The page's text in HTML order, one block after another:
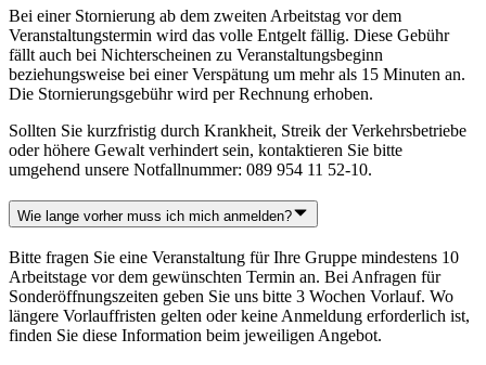
Bei einer Stornierung ab dem zweiten Arbeitstag vor dem
Veranstaltungstermin wird das volle Entgelt fällig. Diese Gebühr
fällt auch bei Nichterscheinen zu Veranstaltungsbeginn
beziehungsweise bei einer Verspätung um mehr als 15 Minuten an.
Die Stornierungsgebühr wird per Rechnung erhoben.
Sollten Sie kurzfristig durch Krankheit, Streik der Verkehrsbetriebe
oder höhere Gewalt verhindert sein, kontaktieren Sie bitte
umgehend unsere Notfallnummer: 089 954 11 52-10.
Wie lange vorher muss ich mich anmelden?
Bitte fragen Sie eine Veranstaltung für Ihre Gruppe mindestens 10
Arbeitstage vor dem gewünschten Termin an. Bei Anfragen für
Sonderöffnungszeiten geben Sie uns bitte 3 Wochen Vorlauf. Wo
längere Vorlauffristen gelten oder keine Anmeldung erforderlich ist,
finden Sie diese Information beim jeweiligen Angebot.